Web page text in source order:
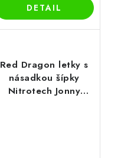
DETAIL
Red Dragon letky s
násadkou šípky
Nitrotech Jonny